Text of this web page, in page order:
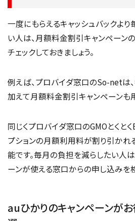
一度にもらえるキャッシュバックよ
い人は、月額料金割引キャンペーン
チェックしておきましょう。
例えば、プロバイダ窓口のSo-netは
加えて月額料金割引キャンペーンも
同じくプロバイダ窓口のGMOとくと
プションの月額利用料が割り引かれ
能です。毎月の負担を減らしたい人
ーンが使える窓口からの申し込みを
auひかりのキャンペーンが